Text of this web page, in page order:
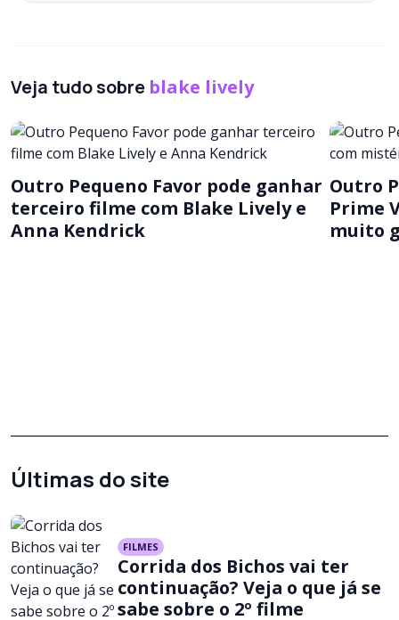
Veja tudo sobre blake lively
Outro Pequeno Favor pode ganhar
terceiro filme com Blake Lively e
Anna Kendrick
Outro
Prime
muito
Últimas do site
FILMES
Corrida dos Bichos vai ter
continuação? Veja o que já se
sabe sobre o 2º filme